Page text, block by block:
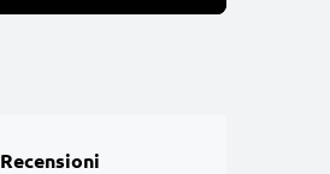
Recensioni